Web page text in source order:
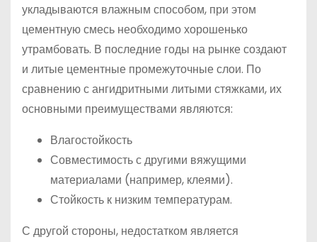
укладываются влажным способом, при этом
цементную смесь необходимо хорошенько
утрамбовать. В последние годы на рынке создают
и литые цементные промежуточные слои. По
сравнению с ангидритными литыми стяжками, их
основными преимуществами являются:
Влагостойкость
Совместимость с другими вяжущими
материалами (например, клеями).
Стойкость к низким температурам.
С другой стороны, недостатком является